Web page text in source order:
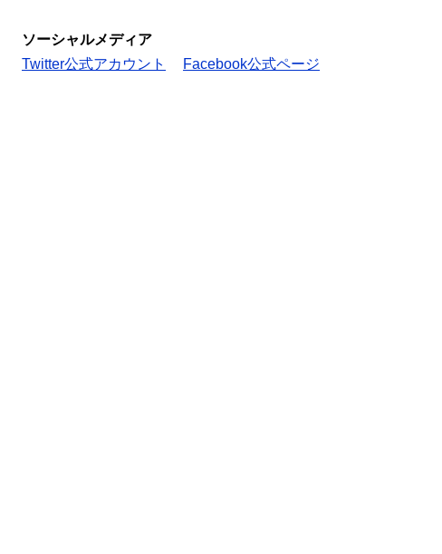
ソーシャルメディア
Twitter公式アカウント
Facebook公式ページ